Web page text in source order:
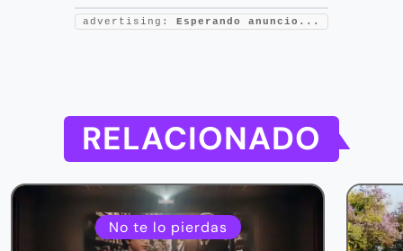
advertising: Esperando anuncio...
RELACIONADO
No te lo pierdas